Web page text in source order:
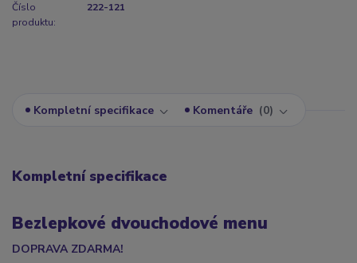
Číslo
produktu:
222-121
Kompletní specifikace Komentáře 0
Kompletní specifikace
Bezlepkové dvouchodové menu
DOPRAVA ZDARMA!